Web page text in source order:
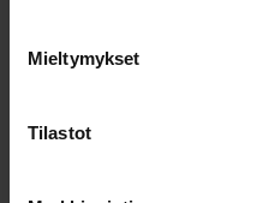
Mieltymykset
Tilastot
Koska tavoitteenamme oli
keskityimme luomaan
kautta ja optimoimaan